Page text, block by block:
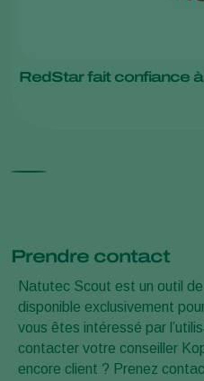
RedStar fait confiance
Prendre contact
Natutec Scout est un outil
disponible exclusivement
vous êtes intéressé par
contacter votre conseiller
encore client ? Prenez